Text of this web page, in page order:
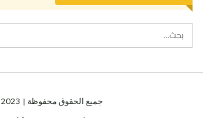
جميع الحقوق محفوظة | 2023 ©